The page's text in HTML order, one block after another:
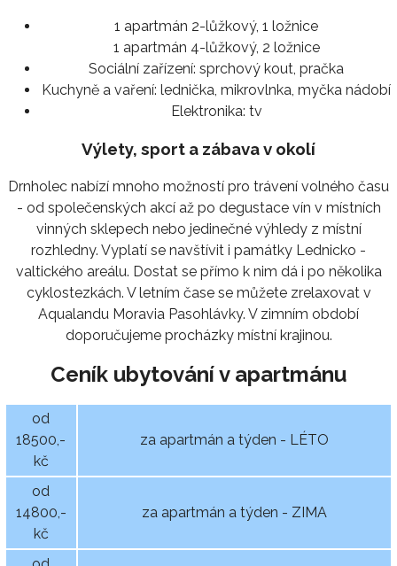
1 apartmán 2-lůžkový, 1 ložnice
1 apartmán 4-lůžkový, 2 ložnice
Sociální zařízení: sprchový kout, pračka
Kuchyně a vaření: lednička, mikrovlnka, myčka nádobí
Elektronika: tv
Výlety, sport a zábava v okolí
Drnholec nabízí mnoho možností pro trávení volného času
- od společenských akcí až po degustace vín v místních
vinných sklepech nebo jedinečné výhledy z místní
rozhledny. Vyplatí se navštívit i památky Lednicko -
valtického areálu. Dostat se přímo k nim dá i po několika
cyklostezkách. V letním čase se můžete zrelaxovat v
Aqualandu Moravia Pasohlávky. V zimním období
doporučujeme procházky místní krajinou.
Ceník ubytování v apartmánu
od
18500,-
kč
za apartmán a týden - LÉTO
od
14800,-
kč
za apartmán a týden - ZIMA